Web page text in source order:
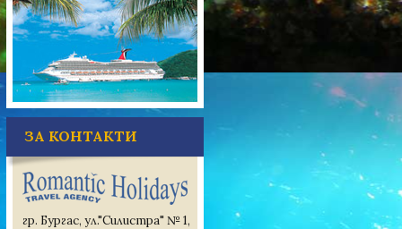
ЗА КОНТАКТИ
гр. Бургас, ул."Силистра" № 1,